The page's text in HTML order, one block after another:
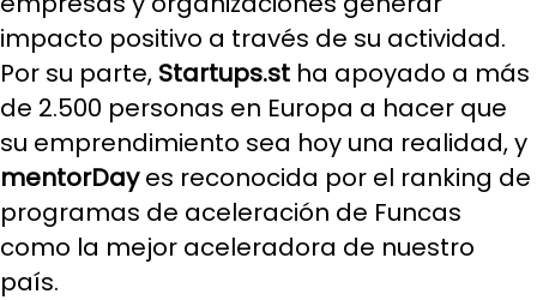
impacto positivo a través de su actividad.
Por su parte, Startups.st ha apoyado a más
de 2.500 personas en Europa a hacer que
su emprendimiento sea hoy una realidad, y
mentorDayes reconocida por el ranking de
programas de aceleración de Funcas
como la mejor aceleradora de nuestro
país.